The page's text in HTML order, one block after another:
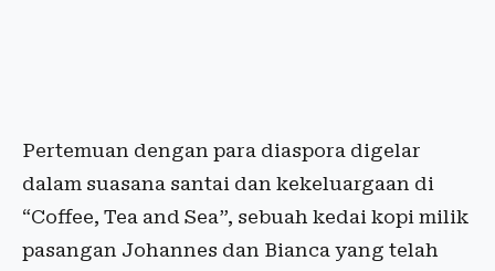
Pertemuan dengan para diaspora digelar
dalam suasana santai dan kekeluargaan di
“Coffee, Tea and Sea”, sebuah kedai kopi milik
pasangan Johannes dan Bianca yang telah